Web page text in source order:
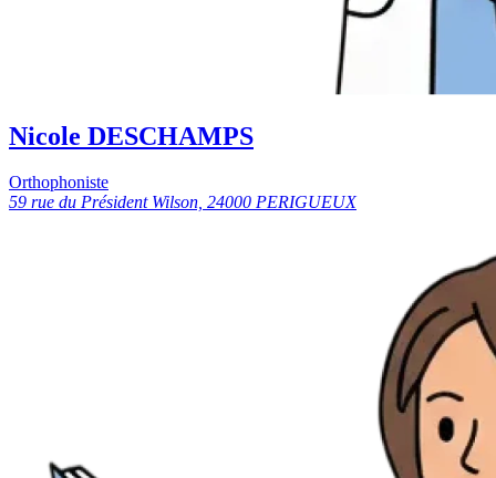
Nicole DESCHAMPS
Orthophoniste
59 rue du Président Wilson, 24000 PERIGUEUX